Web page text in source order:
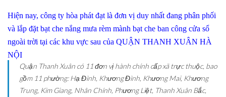
Hiện nay, công ty hòa phát đạt là đơn vị duy nhất đang phân phối
và lắp đặt bạt che nắng mưa rèm mành bạt che ban công cửa sổ
ngoài trời tại các khu vực sau của QUẬN THANH XUÂN HÀ
NỘI
Quận Thanh Xuân có 11 đơn vị hành chính cấp xã trực thuộc, bao
gồm 11 phường: Hạ Đình, Khương Đình, Khương Mai, Khương
Trung, Kim Giang, Nhân Chính, Phương Liệt, Thanh Xuân Bắc,